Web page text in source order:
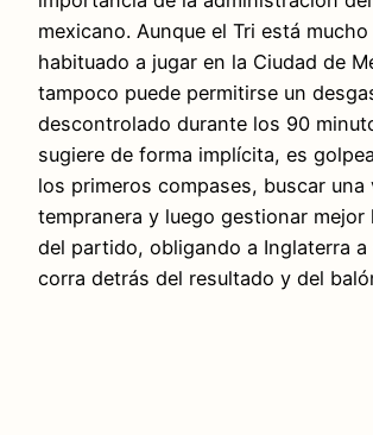
mexicano. Aunque el Tri está mucho
habituado a jugar en la Ciudad de
tampoco puede permitirse un
descontrolado durante los 90
sugiere de forma implícita, es
los primeros compases, buscar una
tempranera y luego gestionar mejor
del partido, obligando a Inglaterra a
corra detrás del resultado y del